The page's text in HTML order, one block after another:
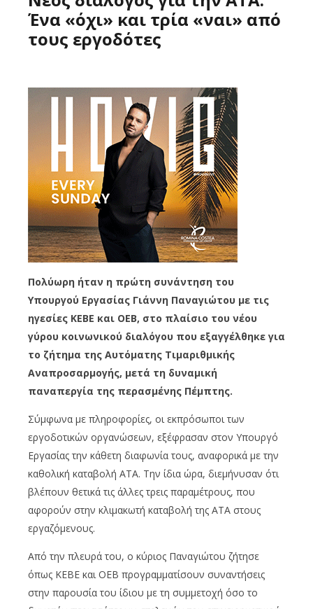
Ένα «όχι» και τρία «ναι» από
τους εργοδότες
Πολύωρη ήταν η πρώτη συνάντηση του
Υπουργού Εργασίας Γιάννη Παναγιώτου με τις
ηγεσίες ΚΕΒΕ και ΟΕΒ, στο πλαίσιο του νέου
γύρου κοινωνικού διαλόγου που εξαγγέλθηκε για
το ζήτημα της Αυτόματης Τιμαριθμικής
Αναπροσαρμογής, μετά τη δυναμική
παναπεργία της περασμένης Πέμπτης.
Σύμφωνα με πληροφορίες, οι εκπρόσωποι των
εργοδοτικών οργανώσεων, εξέφρασαν στον Υπουργό
Εργασίας την κάθετη διαφωνία τους, αναφορικά με την
καθολική καταβολή ΑΤΑ. Την ίδια ώρα, διεμήνυσαν ότι
βλέπουν θετικά τις άλλες τρεις παραμέτρους, που
αφορούν στην κλιμακωτή καταβολή της ΑΤΑ στους
εργαζόμενους.
Από την πλευρά του, ο κύριος Παναγιώτου ζήτησε
όπως ΚΕΒΕ και ΟΕΒ προγραμματίσουν συναντήσεις
στην παρουσία του ίδιου με τη συμμετοχή όσο το